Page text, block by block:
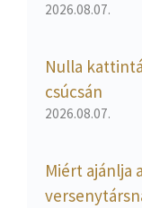
2026.08.07.
Nulla
csúcsán
2026.08.07.
Miért ajánlja